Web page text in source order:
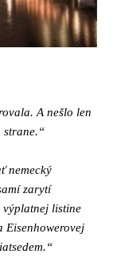
A nešlo len
strane.“
nemecký
zarytí
výplatnej listine
Eisenhowerovej